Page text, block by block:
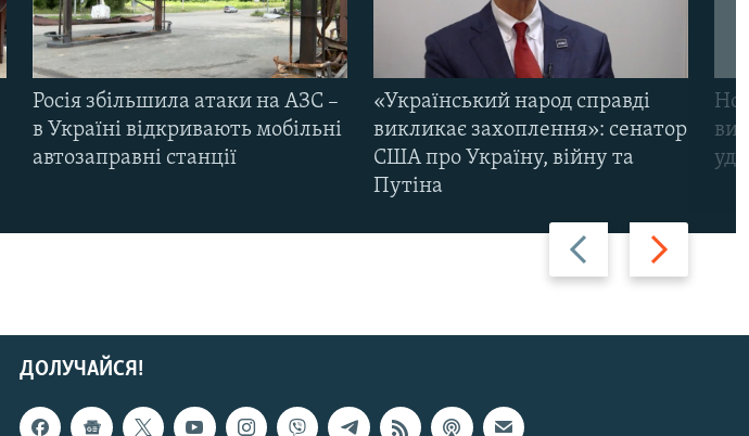
Назад Вперед
Росія збільшила атаки на АЗС –
в Україні відкривають мобільні
автозаправні станції
«Український народ справді
викликає захоплення»: сенатор
США про Україну, війну та
Путіна
ДОЛУЧАЙСЯ!